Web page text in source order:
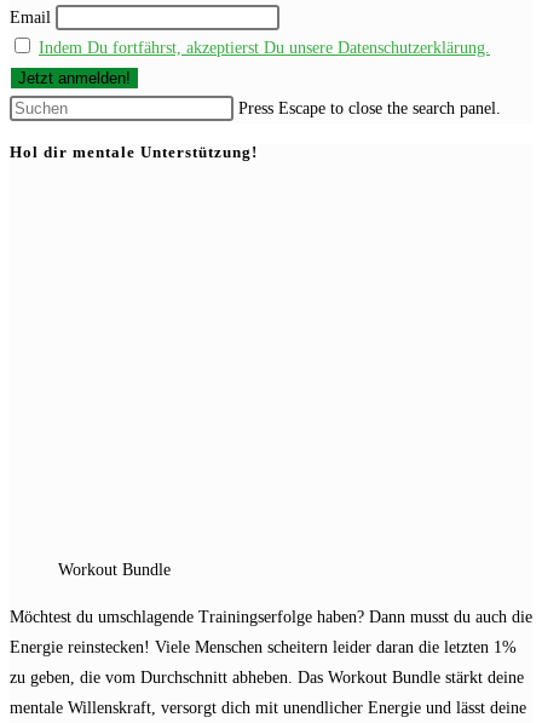
Email
Indem Du fortfährst, akzeptierst Du unsere Datenschutzerklärung.
Press Escape to close the search panel.
Hol dir mentale Unterstützung!
Workout Bundle
Möchtest du umschlagende Trainingserfolge haben? Dann musst du auch die
Energie reinstecken! Viele Menschen scheitern leider daran die letzten 1%
zu geben, die vom Durchschnitt abheben. Das Workout Bundle stärkt deine
mentale Willenskraft, versorgt dich mit unendlicher Energie und lässt deine